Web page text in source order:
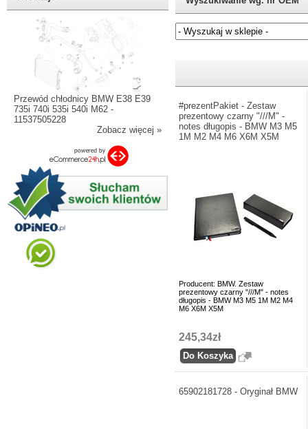
Przewód chłodnicy BMW E38 E39
735i 740i 535i 540i M62 -
11537505228
Zobacz więcej »
#prezentPakiet - Zestaw
prezentowy czarny "///M" -
notes długopis - BMW M3 M5
1M M2 M4 M6 X6M X5M
Producent: BMW. Zestaw
prezentowy czarny "///M" - notes
długopis - BMW M3 M5 1M M2 M4
M6 X6M X5M
245,34zł
65902181728 - Oryginał BMW